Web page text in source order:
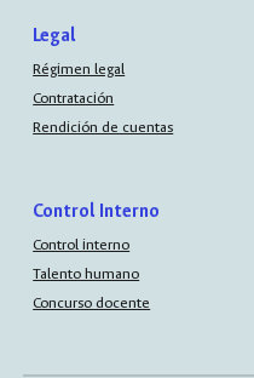
Legal
Régimen legal
Contratación
Rendición de cuentas
Control Interno
Control interno
Talento humano
Concurso docente